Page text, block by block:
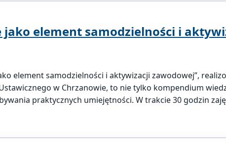
element samodzielności i
element samodzielności i aktywizacji zawodowej”,
w Chrzanowie, to nie tylko kompendium
praktycznych umiejętności. W trakcie 30 godzin